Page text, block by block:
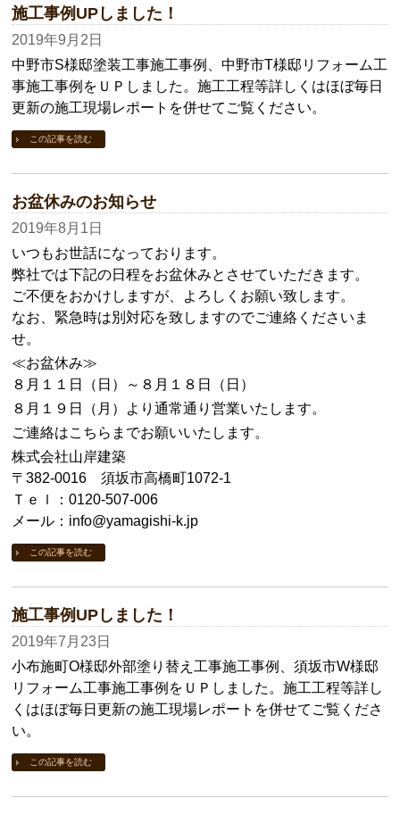
施工事例UPしました！
2019年9月2日
中野市S様邸塗装工事施工事例、中野市T様邸リフォーム工
事施工事例をＵＰしました。施工工程等詳しくはほぼ毎日
更新の施工現場レポートを併せてご覧ください。
この記事を読む
お盆休みのお知らせ
2019年8月1日
いつもお世話になっております。
弊社では下記の日程をお盆休みとさせていただきます。
ご不便をおかけしますが、よろしくお願い致します。
なお、緊急時は別対応を致しますのでご連絡くださいま
せ。
≪お盆休み≫
８月１１日（日）～８月１８日（日）
８月１９日（月）より通常通り営業いたします。
ご連絡はこちらまでお願いいたします。
株式会社山岸建築
〒382-0016 須坂市高橋町1072-1
Ｔｅｌ：0120-507-006
メール：info@yamagishi-k.jp
この記事を読む
施工事例UPしました！
2019年7月23日
小布施町O様邸外部塗り替え工事施工事例、須坂市W様邸
リフォーム工事施工事例をＵＰしました。施工工程等詳し
くはほぼ毎日更新の施工現場レポートを併せてご覧くださ
い。
この記事を読む